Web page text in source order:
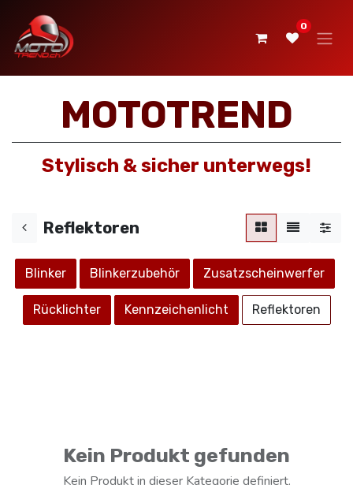
0
MOTOTREND
Stylisch & sicher unterwegs!
Reflektoren
Blinker Blinkerzubehör Zusatzscheinwerfer
Rücklichter Kennzeichenlicht Reflekto​​ren
Kein Produkt gefunden
Kein Produkt in dieser Kategorie definiert.